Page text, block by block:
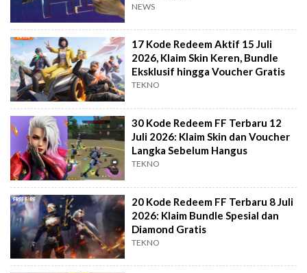
NEWS
17 Kode Redeem Aktif 15 Juli
2026, Klaim Skin Keren, Bundle
Eksklusif hingga Voucher Gratis
TEKNO
30 Kode Redeem FF Terbaru 12
Juli 2026: Klaim Skin dan Voucher
Langka Sebelum Hangus
TEKNO
20 Kode Redeem FF Terbaru 8 Juli
2026: Klaim Bundle Spesial dan
Diamond Gratis
TEKNO